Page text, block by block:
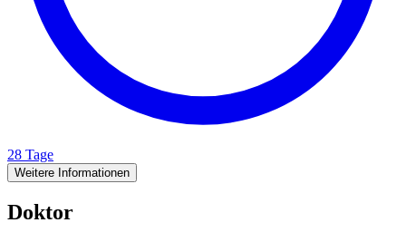
28 Tage
Weitere Informationen
Doktor